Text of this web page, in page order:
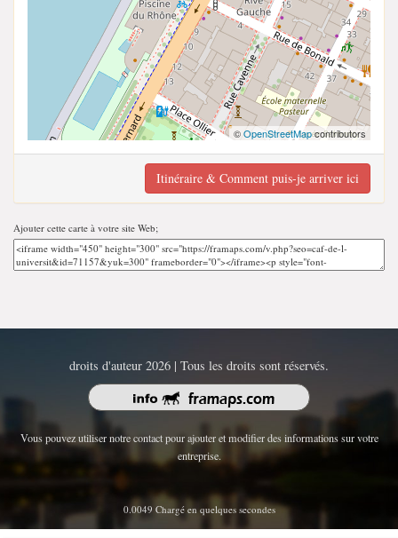
©OpenStreetMapcontributors
Itinéraire & Comment puis-je arriver ici
Ajouter cette carte à votre site Web;
droits d'auteur 2026 | Tous les droits sont réservés.
Vous pouvez utiliser notre contact pour ajouter et modifier des informations sur votre
entreprise.
0.0049 Chargé en quelques secondes